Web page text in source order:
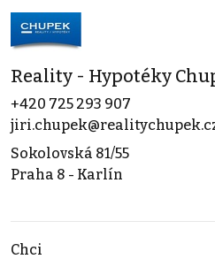
Reality - Hypotéky
+420 725 293 907
Sokolovská 81/55
Praha 8 - Karlín
Chci